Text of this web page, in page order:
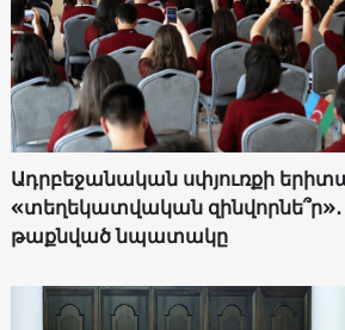
Ադրբեջանական սփյուռքի
«տեղեկատվական
թաքնված նպատակը